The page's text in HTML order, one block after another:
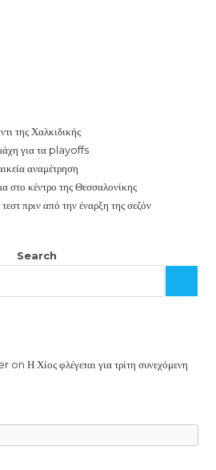
της Χαλκιδικής
για τα playoffs
αναμέτρηση
κέντρο της Θεσσαλονίκης
πριν από την έναρξη της σεζόν
Search
onΗ Χίος φλέγεται για τρίτη συνεχόμενη